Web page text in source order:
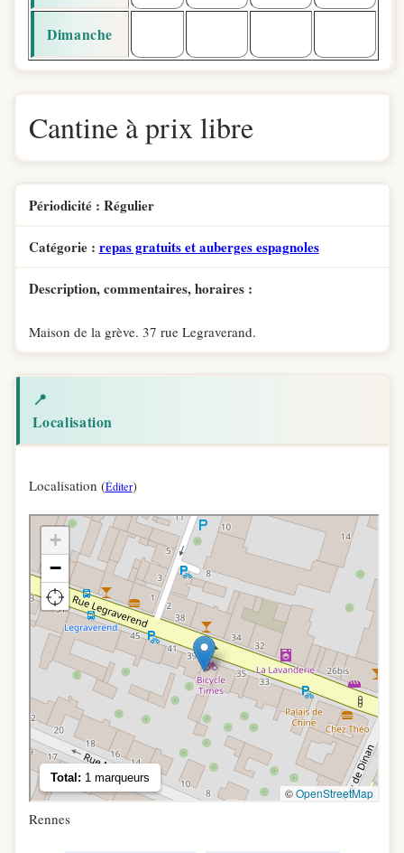
Dimanche
Cantine à prix libre
Périodicité : Régulier
Catégorie : repas gratuits et auberges espagnoles
Description, commentaires, horaires :
Maison de la grève. 37 rue Legraverand.
📍
Localisation
Localisation (Éditer)
Rennes